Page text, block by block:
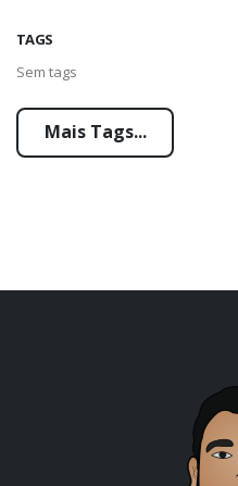
TAGS
Sem tags
Mais Tags...